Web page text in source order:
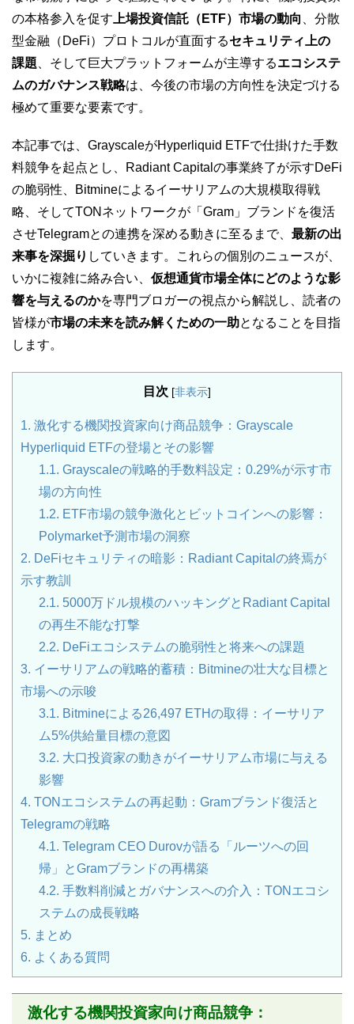
の本格参入を促す 上場投資信託（ETF）市場の動向
、分散
型金融（DeFi）プロトコルが直面するセキュリティ上の
課題 、そして巨大プラットフォームが主導するエコシステ
ムのガバナンス戦略は、今後の市場の方向性を決定づける
極めて重要な要素です。
本記事では、GrayscaleがHyperliquid ETFで仕掛けた手数
料競争を起点とし、Radiant Capitalの事業終了が示すDeFi
の脆弱性、Bitmineによるイーサリアムの大規模取得戦
略、そしてTONネットワークが「Gram」ブランドを復活
させTelegramとの連携を深める動きに至るまで、 最新の出
来事を深掘り していきます。これらの個別のニュースが、
いかに複雑に絡み合い、 仮想通貨市場全体にどのような影
響を与えるのかを専門ブロガーの視点から解説し、読者の
皆様が市場の未来を読み解くための一助となることを目指
します。
目次 [非表示]
1. 激化する機関投資家向け商品競争：Grayscale
Hyperliquid ETFの登場とその影響
1.1. Grayscaleの戦略的手数料設定：0.29%が示す市
場の方向性
1.2. ETF市場の競争激化とビットコインへの影響：
Polymarket予測市場の洞察
2. DeFiセキュリティの暗影：Radiant Capitalの終焉が
示す教訓
2.1. 5000万ドル規模のハッキングとRadiant Capital
の再生不能な打撃
2.2. DeFiエコシステムの脆弱性と将来への課題
3. イーサリアムの戦略的蓄積：Bitmineの壮大な目標と
市場への示唆
3.1. Bitmineによる26,497 ETHの取得：イーサリア
ム5%供給量目標の意図
3.2. 大口投資家の動きがイーサリアム市場に与える
影響
4. TONエコシステムの再起動：Gramブランド復活と
Telegramの戦略
4.1. Telegram CEO Durovが語る「ルーツへの回
帰」とGramブランドの再構築
4.2. 手数料削減とガバナンスへの介入：TONエコシ
ステムの成長戦略
5. まとめ
6. よくある質問
激化する機関投資家向け商品競争：